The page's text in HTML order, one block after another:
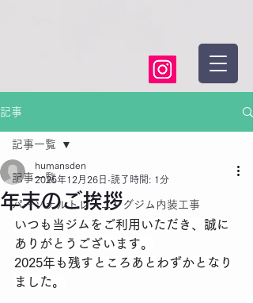
記事
記事一覧
パーソナルトレーニングジム内装工事
記事一覧
年末のご挨拶
humansden
2025年12月26日 読了時間: 1分
いつも当ジムをご利用いただき、誠に
ありがとうございます。
2025年も残すところあとわずかとなり
ました。